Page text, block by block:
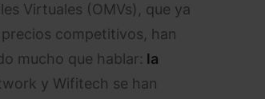
Virtuales (OMVs), que ya
competitivos, han
mucho que hablar: la
y Wifitech se han